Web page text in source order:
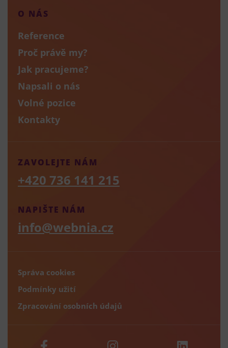
O NÁS
Reference
Proč právě my?
Jak pracujeme?
Napsali o nás
Volné pozice
Kontakty
NAPIŠTE NÁM
info@webnia.cz
ZAVOLEJTE NÁM
+420 736 141 215
Správa cookies
Podmínky užití
Zpracování osobních údajů